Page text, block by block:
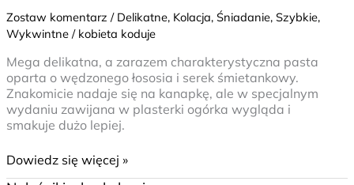
Zostaw komentarz / Delikatne, Kolacja, Śniadanie, Szybkie,
Wykwintne/ kobieta koduje
Mega delikatna, a zarazem charakterystyczna pasta
oparta o wędzonego łososia i serek śmietankowy.
Znakomicie nadaje się na kanapkę, ale w specjalnym
wydaniu zawijana w plasterki ogórka wygląda i
smakuje dużo lepiej.
wędzonego
łososia
Dowiedz się więcej »